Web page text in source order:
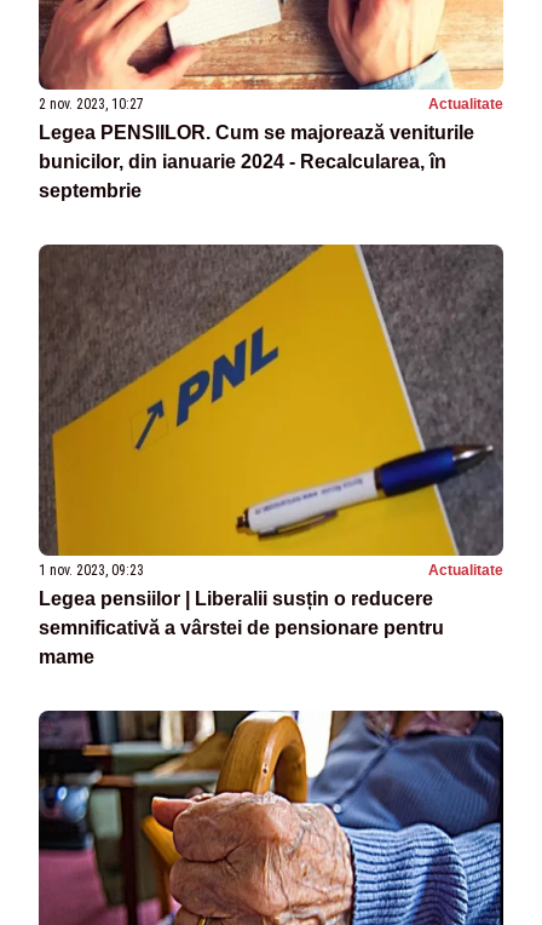
2 nov. 2023, 10:27 Actualitate
Legea PENSIILOR. Cum se majorează veniturile
bunicilor, din ianuarie 2024 - Recalcularea, în
septembrie
1 nov. 2023, 09:23 Actualitate
Legea pensiilor | Liberalii susțin o reducere
semnificativă a vârstei de pensionare pentru
mame